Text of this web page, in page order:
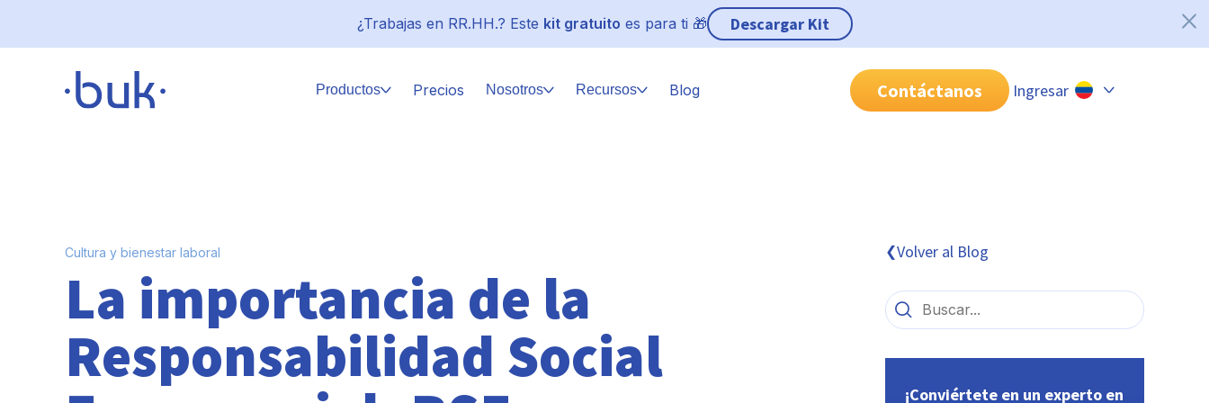
¿Trabajas en RR.HH.? Este kit gratuito es para ti 🎁 Descargar Kit
Productos Precios Nosotros Recursos Blog Contáctanos Ingresar
Cultura y bienestar laboral
La importancia de la
Responsabilidad Social
❮Volver al Blog
¡Conviértete en un experto en